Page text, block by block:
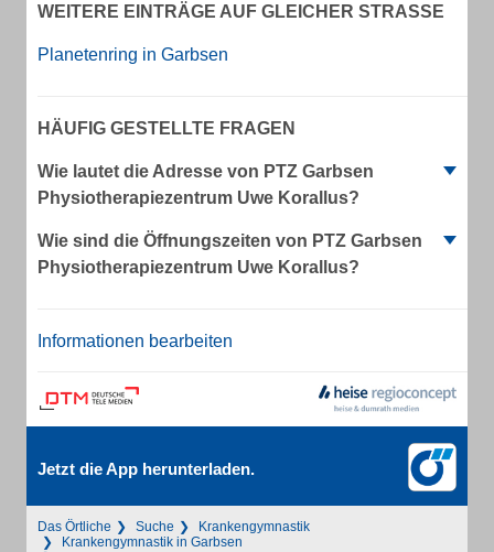
WEITERE EINTRÄGE AUF GLEICHER STRASSE
Planetenring in Garbsen
HÄUFIG GESTELLTE FRAGEN
Wie lautet die Adresse von PTZ Garbsen
Physiotherapiezentrum Uwe Korallus?
Wie sind die Öffnungszeiten von PTZ Garbsen
Physiotherapiezentrum Uwe Korallus?
Informationen bearbeiten
Jetzt die App herunterladen.
Das Örtliche Suche
Krankengymnastik
Krankengymnastik in Garbsen